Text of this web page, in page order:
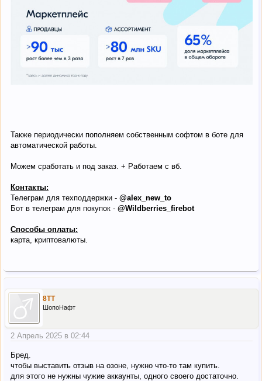
Также периодически пополняем собственным софтом в боте для
автоматической работы.
Можем сработать и под заказ. + Работаем с вб.
Контакты:
Телеграм для техподдержки - @alex_new_to
Бот в телеграм для покупок - @Wildberries_firebot
Способы оплаты:
карта, криптовалюты.
8TT
ШопоНафт
2 Апрель 2025 в 02:44
Бред.
чтобы выставить отзыв на озоне, нужно что-то там купить.
для этого не нужны чужие аккаунты, одного своего достаточно.